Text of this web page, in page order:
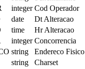
integer Cod Operador
date
Dt Alteracao
time
Hr Alteracao
integer Concorrencia
string
Endereco Fisico
string Charset